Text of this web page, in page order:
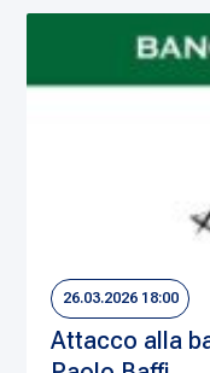
26.03.2026 18:00
Attacco alla